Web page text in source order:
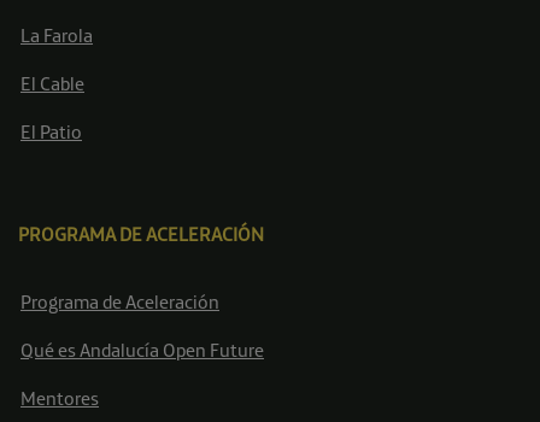
La Farola
El Cable
El Patio
PROGRAMA DE ACELERACIÓN
Programa de Aceleración
Qué es Andalucía Open Future
Mentores